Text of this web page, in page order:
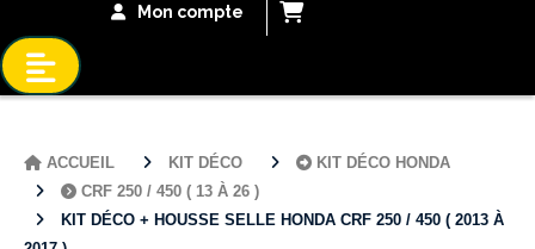
Mon compte
ACCUEIL KIT DÉCO
KIT DÉCO HONDA
CRF 250 / 450 ( 13 À 26 )
KIT DÉCO + HOUSSE SELLE HONDA CRF 250 / 450 ( 2013 À